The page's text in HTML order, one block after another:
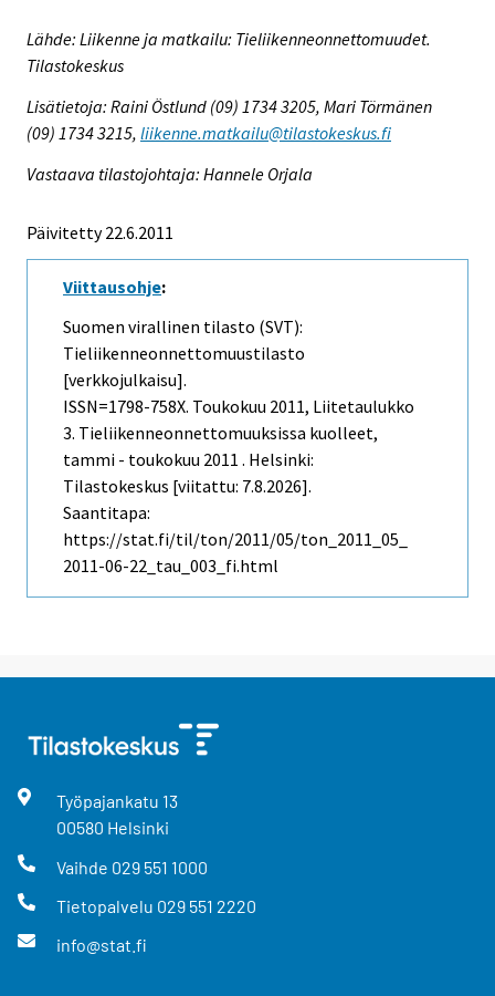
Lähde: Liikenne ja matkailu: Tieliikenneonnettomuudet.
Tilastokeskus
Lisätietoja: Raini Östlund (09) 1734 3205, Mari Törmänen
(09) 1734 3215, liikenne.matkailu@tilastokeskus.fi
Vastaava tilastojohtaja: Hannele Orjala
Päivitetty 22.6.2011
Viittausohje:
Suomen virallinen tilasto (SVT):
Tieliikenneonnettomuustilasto
[verkkojulkaisu].
ISSN=1798-758X. Toukokuu 2011, Liitetaulukko
3. Tieliikenneonnettomuuksissa kuolleet,
tammi - toukokuu 2011 . Helsinki:
Tilastokeskus [viitattu: 7.8.2026].
Saantitapa:
https://stat.fi/til/ton/2011/05/ton_2011_05_
2011-06-22_tau_003_fi.html
Työpajankatu 13
00580 Helsinki
Vaihde 029 551 1000
Tietopalvelu 029 551 2220
info@stat.fi